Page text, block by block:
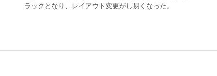
ラックとなり、レイアウト変更がし易くなった。